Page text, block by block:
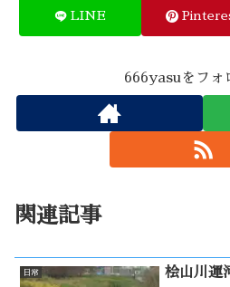
LINE
666yasuをフォ
関連記事
日常 桧山川運